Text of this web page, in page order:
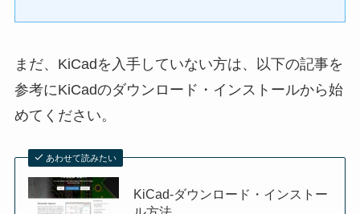
まだ、KiCadを入手していない方は、以下の記事を
参考にKiCadのダウンロード・インストールから始
めてください。
あわせて読みたい
KiCad-ダウンロード・インストー